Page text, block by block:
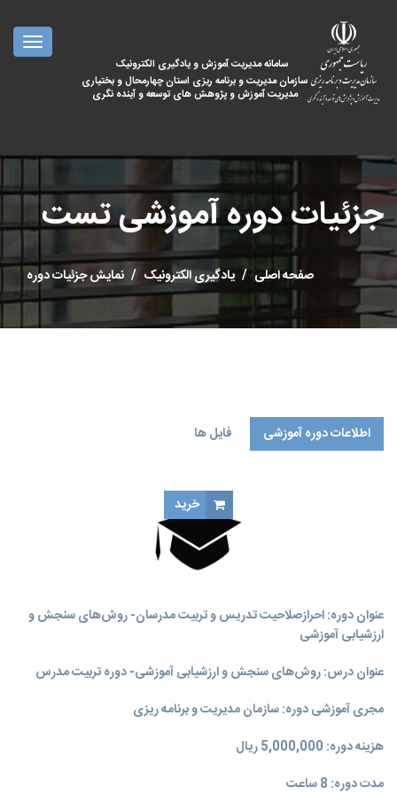
سامانه مدیریت آموزش و یادگیری الکترونیک
سازمان مدیریت و برنامه ریزی استان چهارمحال و بختیاری
مدیریت آموزش و پژوهش های توسعه و آینده نگری
جزئیات دوره آموزشی تست
صفحه اصلی یادگیری الکترونیک نمایش جزئیات دوره
اطلاعات دوره آموزشی فایل ها
عنوان دوره: احرازصلاحیت تدریس و تربیت مدرسان- روش‌های سنجش و
ارزشیابی آموزشی
عنوان درس: روش‌های سنجش و ارزشیابی آموزشی- دوره تربیت مدرس
مجری آموزشی دوره: سازمان مدیریت و برنامه‌ ریزی
هزینه دوره: 5,000,000 ریال
مدت دوره: 8 ساعت
خرید